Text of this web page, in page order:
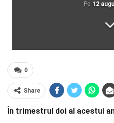
Pe 12
0
Share
În trimestrul doi al acestui